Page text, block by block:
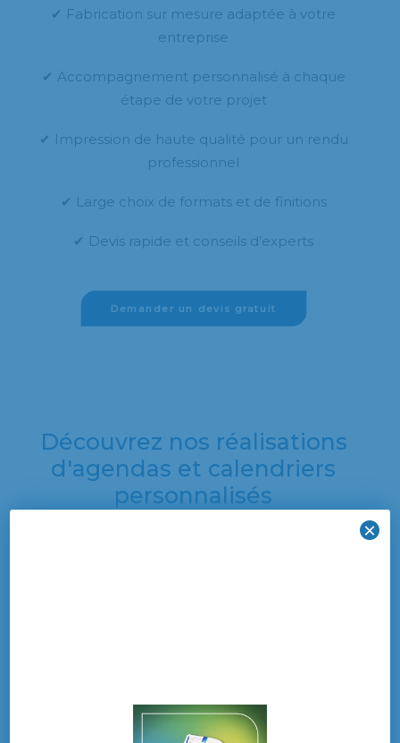
✔ Fabrication sur mesure adaptée à votre
entreprise
✔ Accompagnement personnalisé à chaque
étape de votre projet
✔ Impression de haute qualité pour un rendu
professionnel
✔ Large choix de formats et de finitions
✔ Devis rapide et conseils d’experts
Demander un devis gratuit
Découvrez nos réalisations
d'agendas et calendriers
personnalisés
×